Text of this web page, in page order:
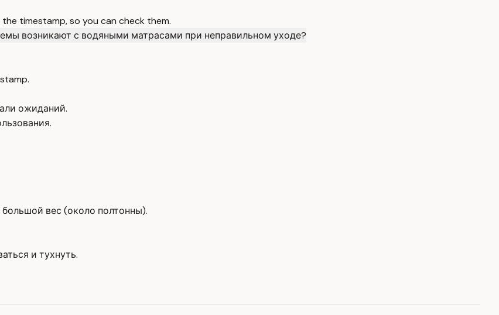
timestamp, so you can check them.
возникают с водяными матрасами при неправильном уходе?
ожиданий.
вес (около полтонны).
и тухнуть.